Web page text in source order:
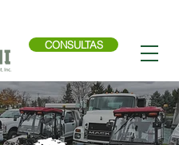
CONSULTAS